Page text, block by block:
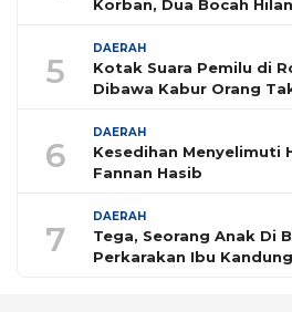
Korban, Dua Bocah
5
DAERAH
Kotak Suara Pemilu di
Dibawa Kabur Orang
6
DAERAH
Kesedihan Menyelimuti
Fannan Hasib
7
DAERAH
Tega, Seorang Anak Di
Perkarakan Ibu